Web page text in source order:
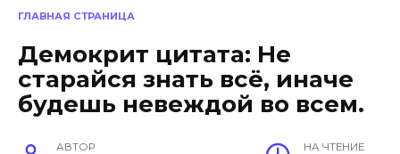
ГЛАВНАЯ СТРАНИЦА
Демокрит цитата: Не
старайся знать всё, иначе
будешь невеждой во всем.
АВТОР НА ЧТЕНИЕ